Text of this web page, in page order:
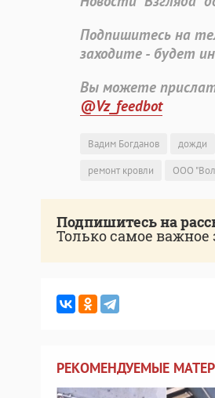
Подпишитесь на
заходите - будет
Вы можете
@Vz_feedbot
Вадим Богданов дожди
ремонт кровли
ООО
Подпишитесь на
Только самое важное
РЕКОМЕНДУЕМЫЕ